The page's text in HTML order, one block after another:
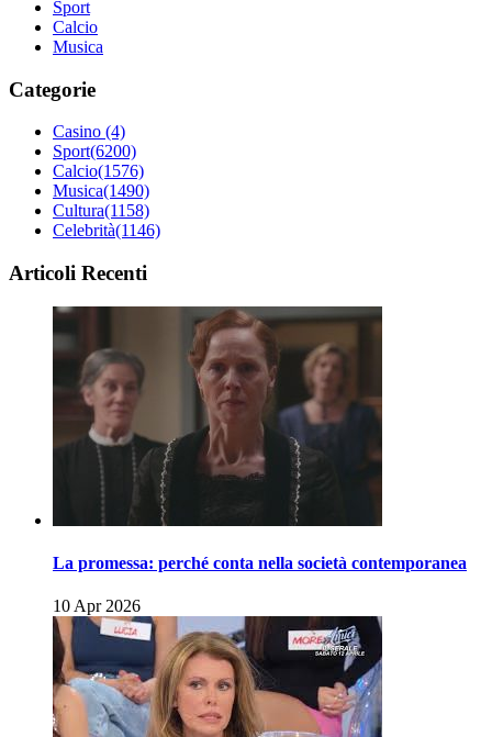
Sport
Calcio
Musica
Categorie
Casino (4)
Sport(6200)
Calcio(1576)
Musica(1490)
Cultura(1158)
Celebrità(1146)
Articoli Recenti
La promessa: perché conta nella società contemporanea
10 Apr 2026